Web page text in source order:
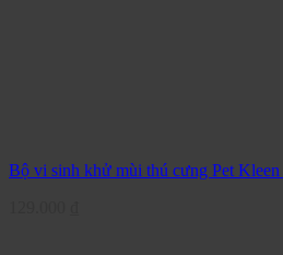
Bộ vi sinh khử mùi thú cưng Pet